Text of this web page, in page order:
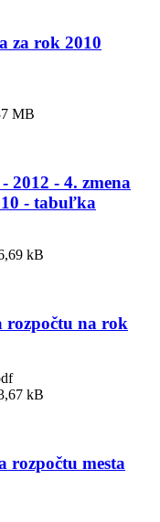
za rok 2010
MB
2012 - 4. zmena
- tabuľka
kB
rozpočtu na rok
kB
rozpočtu mesta